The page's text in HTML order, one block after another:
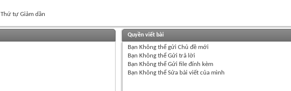
Thứ tự Giảm dần
Quyền viết bài
Bạn Không thểgửi Chủ đề mới
Bạn Không thểGửi trả lời
Bạn Không thểGửi file đính kèm
Bạn Không thểSửa bài viết của mình